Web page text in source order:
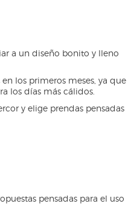
a un diseño bonito y lleno
los primeros meses, ya que
los días más cálidos.
y elige prendas pensadas
pensadas para el uso